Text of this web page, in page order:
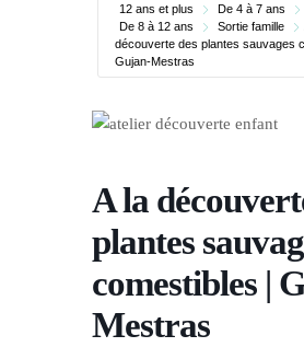
12 ans et plus
De 4 à 7 ans
De 8 à 12 ans
Sortie famille
découverte des plantes sauvages
Gujan-Mestras
A la
plantes
comestibles |
Mestras